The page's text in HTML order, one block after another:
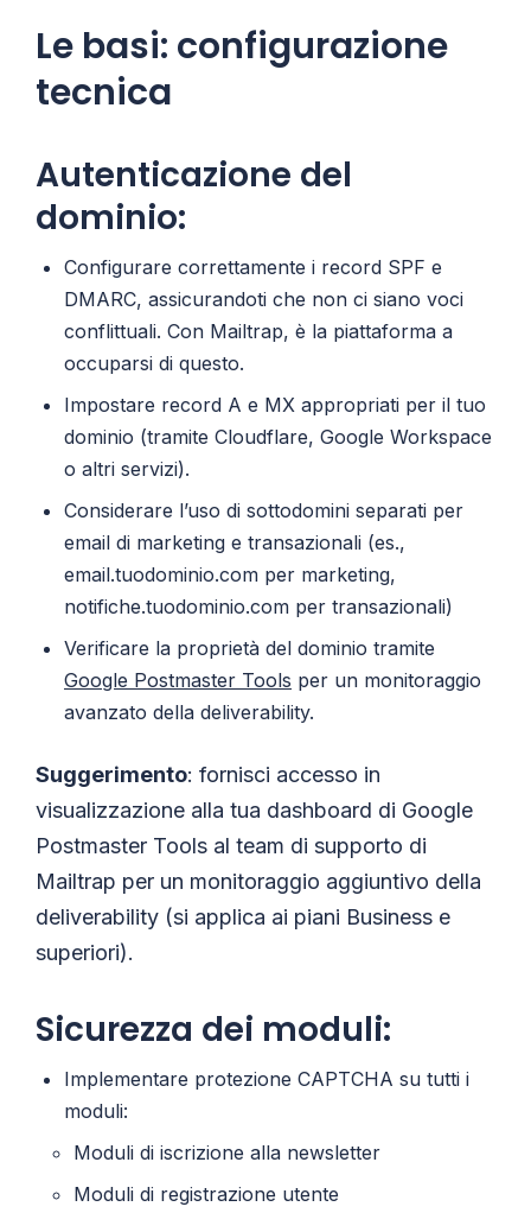
Le basi: configurazione
tecnica
Autenticazione del
dominio:
Configurare correttamente i record SPF e
DMARC, assicurandoti che non ci siano voci
conflittuali. Con Mailtrap, è la piattaforma a
occuparsi di questo.
Impostare record A e MX appropriati per il tuo
dominio (tramite Cloudflare, Google Workspace
o altri servizi).
Considerare l’uso di sottodomini separati per
email di marketing e transazionali (es.,
email.tuodominio.com per marketing,
notifiche.tuodominio.com per transazionali)
Verificare la proprietà del dominio tramite
Google Postmaster Tools per un monitoraggio
avanzato della deliverability.
Suggerimento: fornisci accesso in
visualizzazione alla tua dashboard di Google
Postmaster Tools al team di supporto di
Mailtrap per un monitoraggio aggiuntivo della
deliverability (si applica ai piani Business e
superiori).
Sicurezza dei moduli:
Implementare protezione CAPTCHA su tutti i
moduli:
Moduli di iscrizione alla newsletter
Moduli di registrazione utente